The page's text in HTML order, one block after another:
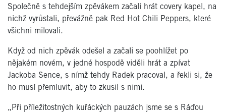
Společně s tehdejším zpěvákem začali hrát covery kapel, na
nichž vyrůstali, převážně pak Red Hot Chili Peppers, které
všichni milovali.
Když od nich zpěvák odešel a začali se poohlížet po
nějakém novém, v jedné hospodě viděli hrát a zpívat
Jackoba Sence, s nímž tehdy Radek pracoval, a řekli si, že
ho musí přemluvit, aby to zkusil s nimi.
„Při příležitostných kuřáckých pauzách jsme se s Ráďou